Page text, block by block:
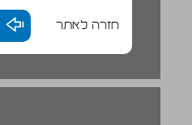
חזרה לאתר